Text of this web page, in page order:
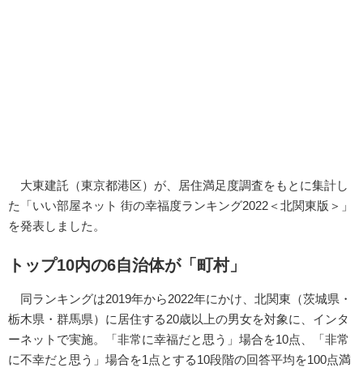
大東建託（東京都港区）が、居住満足度調査をもとに集計し
た「いい部屋ネット 街の幸福度ランキング2022＜北関東版＞」
を発表しました。
トップ10内の6自治体が「町村」
同ランキングは2019年から2022年にかけ、北関東（茨城県・
栃木県・群馬県）に居住する20歳以上の男女を対象に、インタ
ーネットで実施。「非常に幸福だと思う」場合を10点、「非常
に不幸だと思う」場合を1点とする10段階の回答平均を100点満